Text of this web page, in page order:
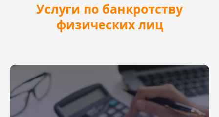
Услуги по банкротству
физических лиц